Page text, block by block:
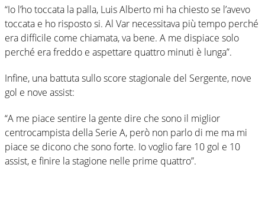
“Io l’ho toccata la palla, Luis Alberto mi ha chiesto se l’avevo
toccata e ho risposto si. Al Var necessitava più tempo perché
era difficile come chiamata, va bene. A me dispiace solo
perché era freddo e aspettare quattro minuti è lunga”.
Infine, una battuta sullo score stagionale del Sergente, nove
gol e nove assist:
“A me piace sentire la gente dire che sono il miglior
centrocampista della Serie A, però non parlo di me ma mi
piace se dicono che sono forte. Io voglio fare 10 gol e 10
assist, e finire la stagione nelle prime quattro”.